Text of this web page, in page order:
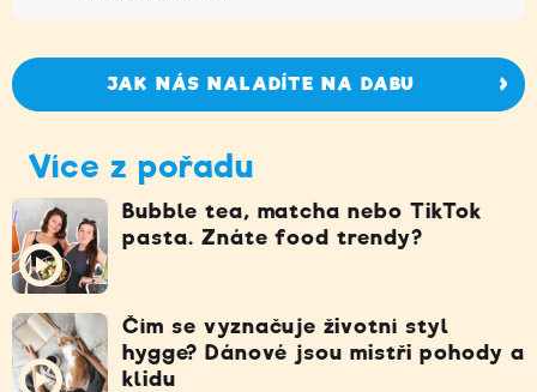
JAK NÁS NALADÍTE NA DABU
Více z pořadu
Bubble tea, matcha nebo TikTok
pasta. Znáte food trendy?
Čím se vyznačuje životní styl
hygge? Dánové jsou mistři pohody a
klidu